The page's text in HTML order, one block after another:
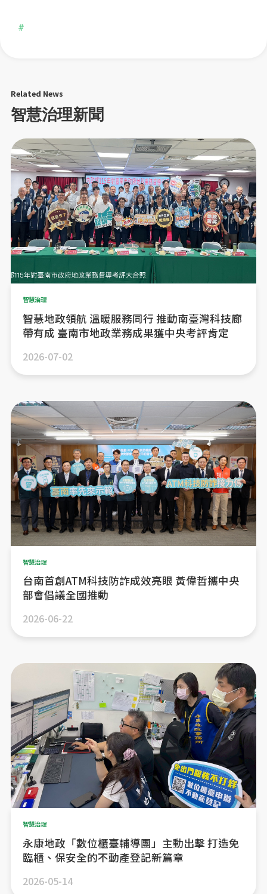
#
Related News
智慧治理新聞
智慧地政領航 溫暖服務同行 推動南臺灣科技廊
帶有成 臺南市地政業務成果獲中央考評肯定
智慧治理
2026-07-02
台南首創ATM科技防詐成效亮眼 黃偉哲攜中央
部會倡議全國推動
智慧治理
2026-06-22
永康地政「數位櫃臺輔導團」主動出擊 打造免
臨櫃、保安全的不動產登記新篇章
智慧治理
2026-05-14